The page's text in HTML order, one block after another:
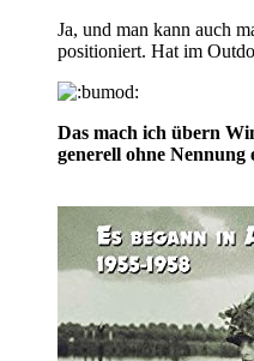
Ja, und man kann auch
positioniert. Hat im
Das mach ich übern
generell ohne Nennung